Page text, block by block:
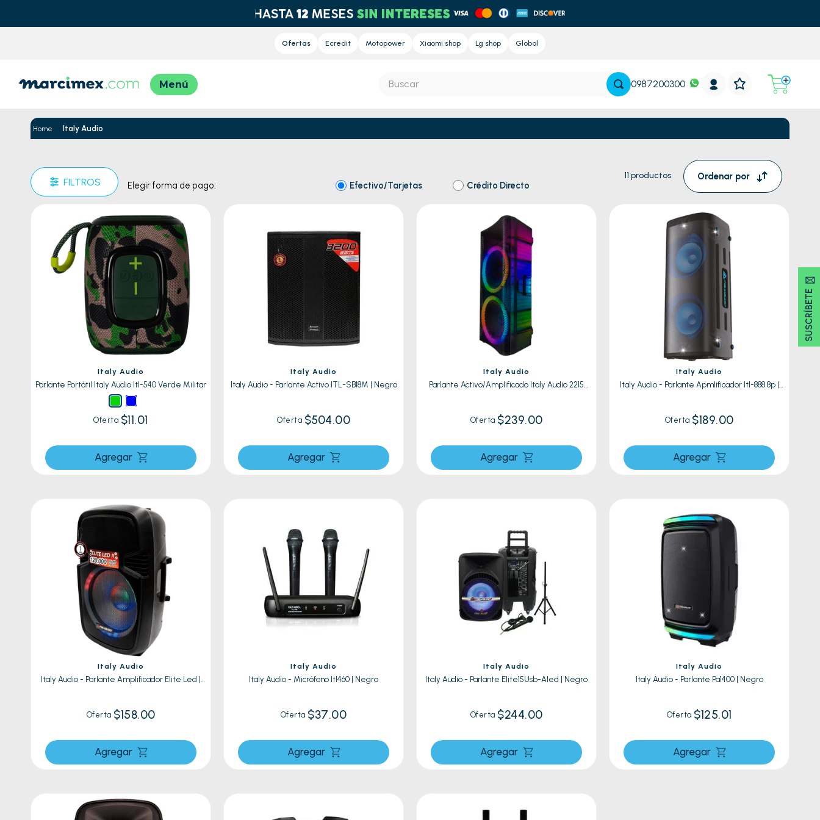
Ofertas Ecredit Motopower Xiaomi shop Lg shop Global
0987200300
SUSCRÍBETE 🖂
Italy Audio
Elegir forma de pago: Efectivo/Tarjetas Crédito Directo
11 productos Ordenar por
FILTROS
Italy Audio
Parlante Portátil Italy Audio Itl-540 Verde Militar
Oferta $11.01
Agregar
Italy Audio
Italy Audio - Parlante Activo ITL-SB18M | Negro
Oferta $504.00
Agregar
Italy Audio
Parlante Activo/Amplificado Italy Audio 2215
Oferta $239.00
Agregar
Italy Audio
Italy Audio - Parlante Apmlificador Itl-888 8p |
Oferta $189.00
Agregar
Italy Audio
Italy Audio - Parlante Amplificador Elite Led |
Oferta $158.00
Agregar
Italy Audio
Italy Audio - Micrófono Itl460 | Negro
Oferta $37.00
Agregar
Italy Audio
Italy Audio - Parlante Elite15Usb-Aled | Negro
Oferta $244.00
Agregar
Italy Audio
Italy Audio - Parlante Pa1400 | Negro
Oferta $125.01
Agregar
lavadora
refrigeradora
celulares
cocina
congelador